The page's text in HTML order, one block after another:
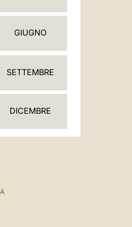
GIUGNO
SETTEMBRE
DICEMBRE